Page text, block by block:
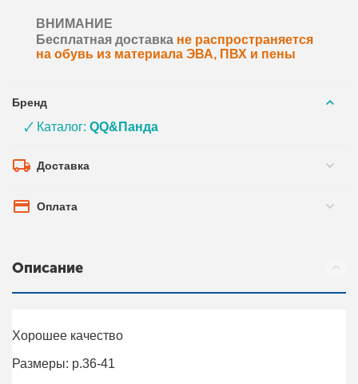
ВНИМАНИЕ
Бесплатная доставка не распространяется
на обувь из материала ЭВА, ПВХ и пены
Бренд
🗸 Каталог:QQ&Панда
Доставка
Оплата
Описание
Хорошее качество
Размеры: р.36-41